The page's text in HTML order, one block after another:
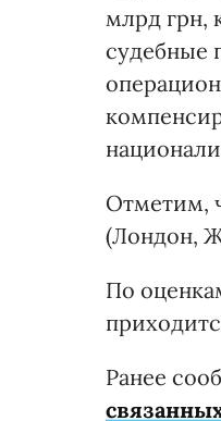
млрд грн,
судебные
Отметим,
(Лондон,
По
Ранее